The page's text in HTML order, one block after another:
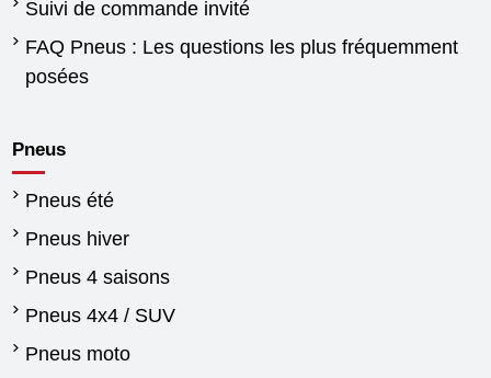
Suivi de commande invité
FAQ Pneus : Les questions les plus fréquemment
posées
Pneus
Pneus été
Pneus hiver
Pneus 4 saisons
Pneus 4x4 / SUV
Pneus moto